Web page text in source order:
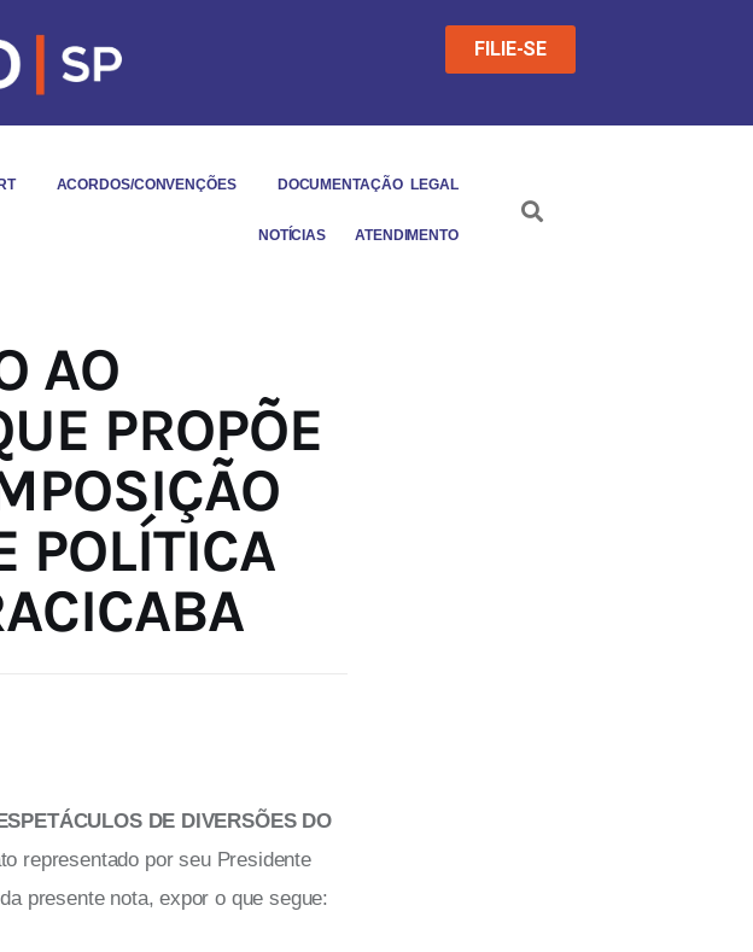
FILIE-SE
ACORDOS/CONVENÇÕES DOCUMENTAÇÃO LEGAL
NOTÍCIAS ATENDIMENTO
AO
PROPÕE
POLÍTICA
DE DIVERSÕES DO
representado por seu Presidente
presente nota, expor o que segue: